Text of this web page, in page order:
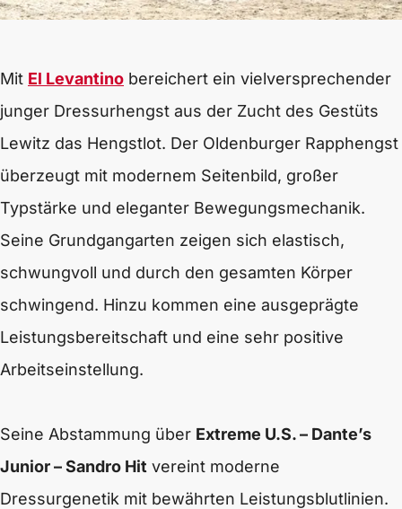
Mit El Levantino bereichert ein vielversprechender
junger Dressurhengst aus der Zucht des Gestüts
Lewitz das Hengstlot. Der Oldenburger Rapphengst
überzeugt mit modernem Seitenbild, großer
Typstärke und eleganter Bewegungsmechanik.
Seine Grundgangarten zeigen sich elastisch,
schwungvoll und durch den gesamten Körper
schwingend. Hinzu kommen eine ausgeprägte
Leistungsbereitschaft und eine sehr positive
Arbeitseinstellung.
Seine Abstammung über Extreme U.S. – Dante’s
Junior – Sandro Hit vereint moderne
Dressurgenetik mit bewährten Leistungsblutlinien.